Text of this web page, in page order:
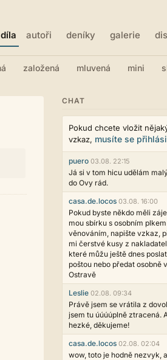
díla autoři deníky galerie
založená mluvená mini
CHAT
Pokud chcete vložit
vzkaz, musíte se
puero 03.08. 22:15
Já si v tom hicu udělám
do Ovy rád.
casa.de.locos 03.08. 16:00
Pokud byste někdo měli
mou sbírku s osobním plkem
věnováním, napište vzkaz,
mi čerstvé kusy z
které můžu ještě dnes poslat
poštou nebo předat osobně v
Ostravě
Leslie 02.08. 09:34
Právě jsem se vrátila z
jsem tu úúúúplně ztracená.
hezké, děkujeme!
casa.de.locos 02.08. 02:04
wow, toto je hodně nezvyk,